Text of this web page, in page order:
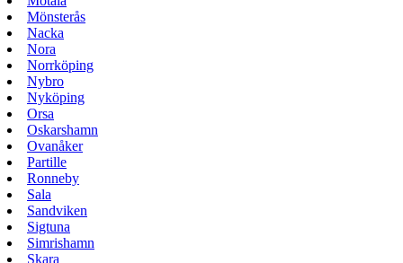
Mönsterås
Nacka
Nora
Norrköping
Nybro
Nyköping
Orsa
Oskarshamn
Ovanåker
Partille
Ronneby
Sala
Sandviken
Sigtuna
Simrishamn
Skara